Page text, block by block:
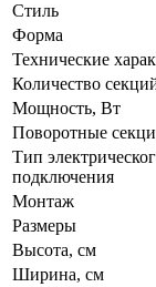
Стиль
Форма
Технические
Количество
Мощность, Вт
Поворотные
Тип
подключения
Монтаж
Размеры
Высота, см
Ширина, см